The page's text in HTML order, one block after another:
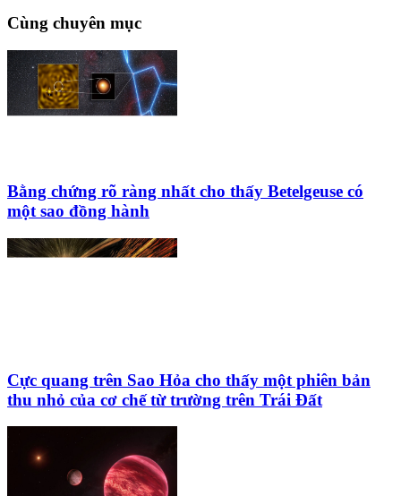
Cùng chuyên mục
Bằng chứng rõ ràng nhất cho thấy Betelgeuse có
một sao đồng hành
Cực quang trên Sao Hỏa cho thấy một phiên bản
thu nhỏ của cơ chế từ trường trên Trái Đất